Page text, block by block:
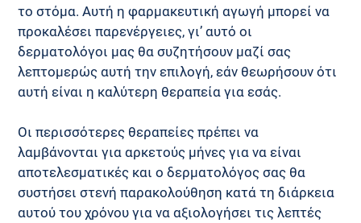
το στόμα. Αυτή η φαρμακευτική αγωγή μπορεί να
προκαλέσει παρενέργειες, γι’ αυτό οι
δερματολόγοι μας θα συζητήσουν μαζί σας
λεπτομερώς αυτή την επιλογή, εάν θεωρήσουν ότι
αυτή είναι η καλύτερη θεραπεία για εσάς.
Οι περισσότερες θεραπείες πρέπει να
λαμβάνονται για αρκετούς μήνες για να είναι
αποτελεσματικές και ο δερματολόγος σας θα
συστήσει στενή παρακολούθηση κατά τη διάρκεια
αυτού του χρόνου για να αξιολογήσει τις λεπτές